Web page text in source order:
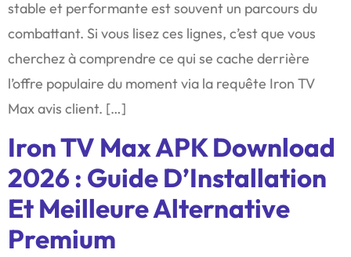
stable et performante est souvent un parcours du
combattant. Si vous lisez ces lignes, c’est que vous
cherchez à comprendre ce qui se cache derrière
l’offre populaire du moment via la requête Iron TV
Max avis client. […]
Iron TV Max APK Download
2026 : Guide D’Installation
Et Meilleure Alternative
Premium